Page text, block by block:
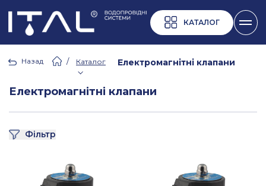
КАТАЛОГ
Назад / Каталог Електромагнітні клапани
Електромагнітні клапани
Фільтр